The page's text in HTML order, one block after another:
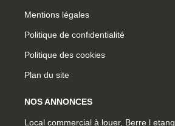
Mentions légales
Politique de confidentialité
Politique des cookies
Plan du site
NOS ANNONCES
Local commercial à louer, Berre l etang